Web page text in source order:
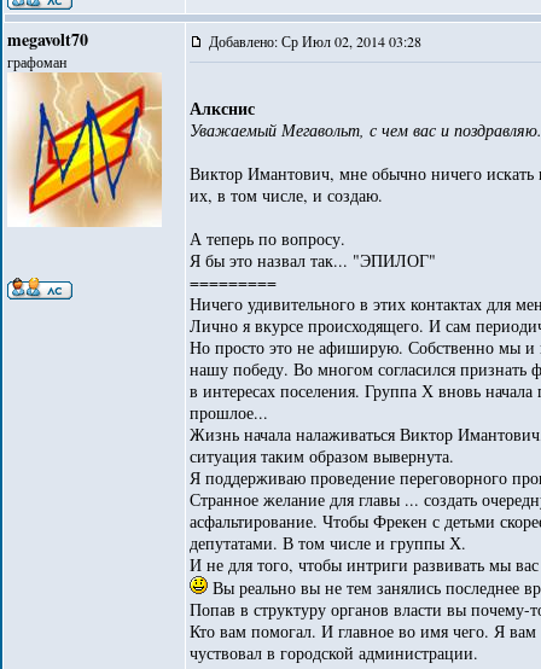
megavolt70
графоман
Добавлено: Ср Июл 02, 2014 03:28
Алкснис
Уважаемый Мегавольт, с чем вас и
Виктор Имантович, мне обычно ничего
их, в том числе, и создаю.
А теперь по вопросу.
Я бы это назвал так... "ЭПИЛОГ"
=========
Ничего удивительного в этих контактах для
Лично я вкурсе происходящего. И сам
Но просто это не афиширую. Собственно мы и
нашу победу. Во многом согласился признать
в интересах поселения. Группа Х вновь начала
прошлое...
Жизнь начала налаживаться Виктор
ситуация таким образом вывернута.
Я поддерживаю проведение переговорного
Странное желание для главы ... создать
асфальтирование. Чтобы Фрекен с детьми
депутатами. В том числе и группы Х.
И не для того, чтобы интриги развивать мы
Вы реально вы не тем занялись последнее
Попав в структуру органов власти вы
Кто вам помогал. И главное во имя чего. Я вам
чуствовал в городской администрации.